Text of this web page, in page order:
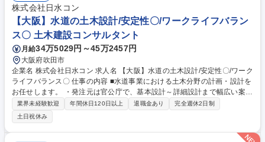
ある官公庁の担当者と直接打ち合わせを行いながら、調査・計画・設計を
進めていきます。デスクワークのCAD設計だけでなく、現場を調査して最
適な工法を選定するやりがいのある業務です。 募集職種 【高松市/土木設
計】第2新卒歓迎/転勤無/建設コンサルタント（水道部門）
株式会社日水コン
【大阪】水道の土木設計/安定性〇/ワークライフバラン
ス〇 土木建設コンサルタント
月給34万5029円～45万2457円
大阪府吹田市
企業名 株式会社日水コン 求人名 【大阪】水道の土木設計/安定性〇/ワーク
ライフバランス〇 仕事の内容 ■水道事業における土木分野の計画・設計を
お任せします。 ・発注元は官公庁で、基本設計～詳細設計まで幅広い案件
を担当 ・耐震診断、補強設計業務 ・改築、更新設計業務 ・その他当社事
業に関する業務 募集職種 【大阪】水道の土木設計/安定性〇/ワークライフ
バランス〇
業界未経験歓迎 年間休日120日以上 退職金あり
完全週休2日制
土日祝休み